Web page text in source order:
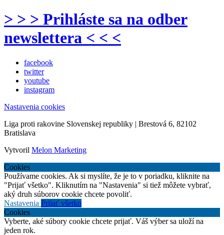
> > > Prihláste sa na odber
newslettera < < <
facebook
twitter
youtube
instagram
Nastavenia cookies
Liga proti rakovine Slovenskej republiky | Brestová 6, 82102
Bratislava
Vytvoril Melon Marketing
Cookies
Používame cookies. Ak si myslíte, že je to v poriadku, kliknite na
"Prijať všetko". Kliknutím na "Nastavenia" si tiež môžete vybrať,
aký druh súborov cookie chcete povoliť.
Nastavenia Prijať všetko
Cookies
Vyberte, aké súbory cookie chcete prijať. Váš výber sa uloží na
jeden rok.